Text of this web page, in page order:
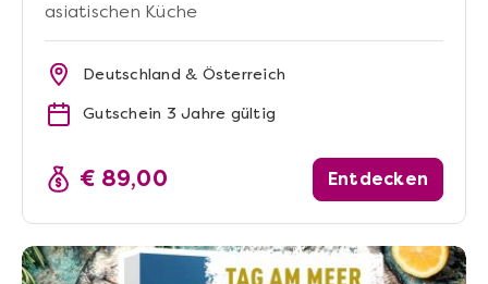
asiatischen Küche
Deutschland & Österreich
Gutschein 3 Jahre gültig
€ 89,00 Entdecken